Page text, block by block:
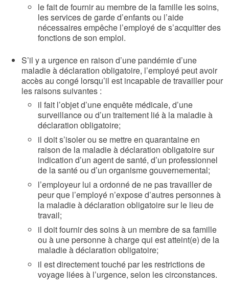
le fait de fournir au membre de la famille les soins,
les services de garde d’enfants ou l’aide
nécessaires empêche l’employé de s’acquitter des
fonctions de son emploi.
S’il y a urgence en raison d’une pandémie d’une
maladie à déclaration obligatoire, l’employé peut avoir
accès au congé lorsqu’il est incapable de travailler pour
les raisons suivantes :
il fait l’objet d’une enquête médicale, d’une
surveillance ou d’un traitement lié à la maladie à
déclaration obligatoire;
il doit s’isoler ou se mettre en quarantaine en
raison de la maladie à déclaration obligatoire sur
indication d’un agent de santé, d’un professionnel
de la santé ou d’un organisme gouvernemental;
l’employeur lui a ordonné de ne pas travailler de
peur que l’employé n’expose d’autres personnes à
la maladie à déclaration obligatoire sur le lieu de
travail;
il doit fournir des soins à un membre de sa famille
ou à une personne à charge qui est atteint(e) de la
maladie à déclaration obligatoire;
il est directement touché par les restrictions de
voyage liées à l’urgence, selon les circonstances.